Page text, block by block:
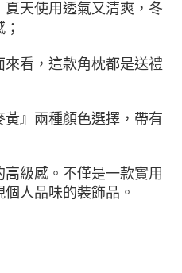
天使用透氣又清爽，冬
看，這款角枕都是送禮
』兩種顏色選擇，帶有
級感。不僅是一款實用
人品味的裝飾品。